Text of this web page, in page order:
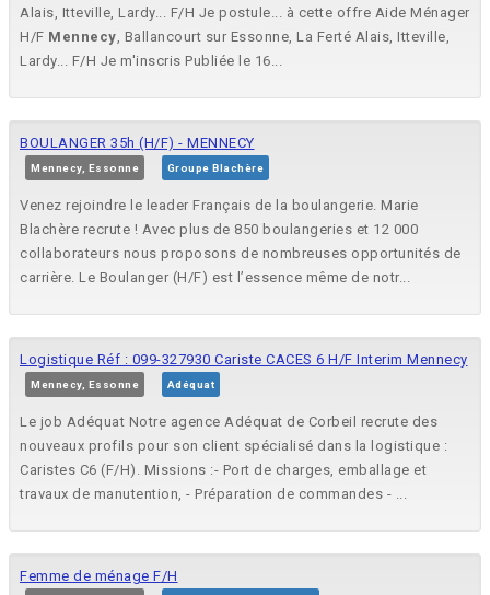
Alais, Itteville, Lardy... F/H Je postule... à cette offre Aide Ménager
H/F Mennecy, Ballancourt sur Essonne, La Ferté Alais, Itteville,
Lardy... F/H Je m'inscris Publiée le 16...
BOULANGER 35h (H/F) - MENNECY
Mennecy, Essonne Groupe Blachère
Venez rejoindre le leader Français de la boulangerie. Marie
Blachère recrute ! Avec plus de 850 boulangeries et 12 000
collaborateurs nous proposons de nombreuses opportunités de
carrière. Le Boulanger (H/F) est l’essence même de notr...
Logistique Réf : 099-327930 Cariste CACES 6 H/F Interim Mennecy
Mennecy, Essonne Adéquat
Le job Adéquat Notre agence Adéquat de Corbeil recrute des
nouveaux profils pour son client spécialisé dans la logistique :
Caristes C6 (F/H). Missions :- Port de charges, emballage et
travaux de manutention, - Préparation de commandes - ...
Femme de ménage F/H